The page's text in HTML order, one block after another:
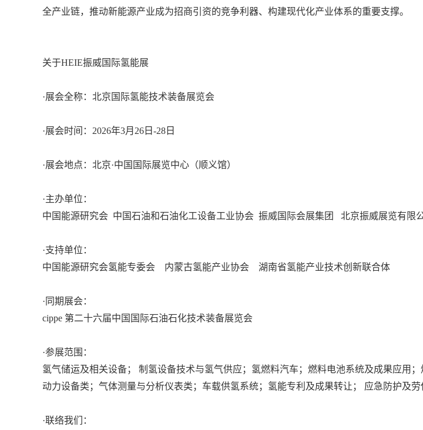
全产业链，推动新能源产业成为招商引资的竞争利器、构建现代化产业体系的重要支撑。
关于HEIE振威国际氢能展
·展会全称：北京国际氢能技术装备展览会
·展会时间：2026年3月26日-28日
·展会地点：北京·中国国际展览中心（顺义馆）
·主办单位：
中国能源研究会 中国石油和石油化工设备工业协会 振威国际会展集团 北京振威展览有限
·支持单位：
中国能源研究会氢能专委会 内蒙古氢能产业协会 湖南省氢能产业技术创新联合体
·同期展会：
cippe 第二十六届中国国际石油石化技术装备展览会
·参展范围：
氢气储运及相关设备； 制氢设备技术与氢气供应；氢燃料汽车；燃料电池系统及成果应用
动力设备类；气体测量与分析仪表类；车载供氢系统；氢能专利及成果转让； 应急防护及
·联络我们：